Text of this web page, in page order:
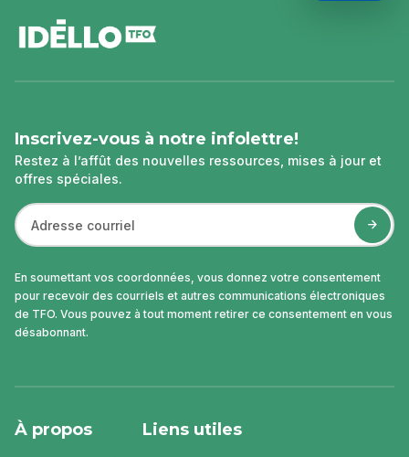
de
page
Inscrivez-vous à notre infolettre!
Restez à l’affût des nouvelles ressources, mises à jour et
offres spéciales.
En soumettant vos coordonnées, vous donnez votre consentement
pour recevoir des courriels et autres communications électroniques
de TFO. Vous pouvez à tout moment retirer ce consentement en vous
désabonnant.
À propos Liens utiles